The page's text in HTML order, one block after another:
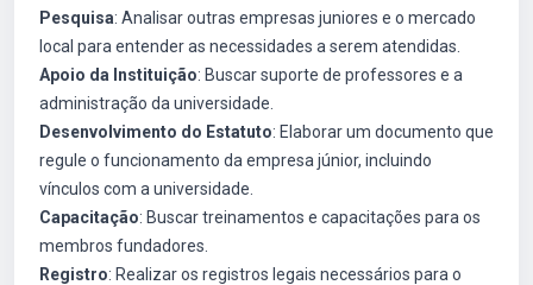
Pesquisa: Analisar outras empresas juniores e o mercado
local para entender as necessidades a serem atendidas.
Apoio da Instituição: Buscar suporte de professores e a
administração da universidade.
Desenvolvimento do Estatuto: Elaborar um documento que
regule o funcionamento da empresa júnior, incluindo
vínculos com a universidade.
Capacitação: Buscar treinamentos e capacitações para os
membros fundadores.
Registro: Realizar os registros legais necessários para o